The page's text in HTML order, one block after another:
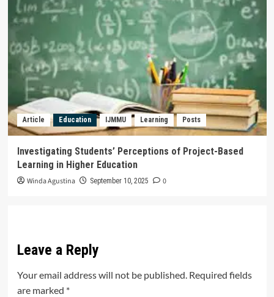
Article Education IJMMU Learning Posts
Investigating Students’ Perceptions of Project-Based
Learning in Higher Education
Winda Agustina September 10, 2025 0
Leave a Reply
Your email address will not be published. Required fields
are marked *